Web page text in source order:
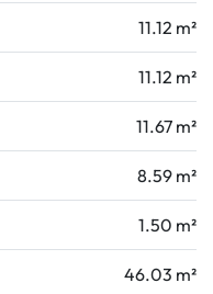
11.12 m²
11.12 m²
11.67 m²
8.59 m²
1.50 m²
46.03 m²